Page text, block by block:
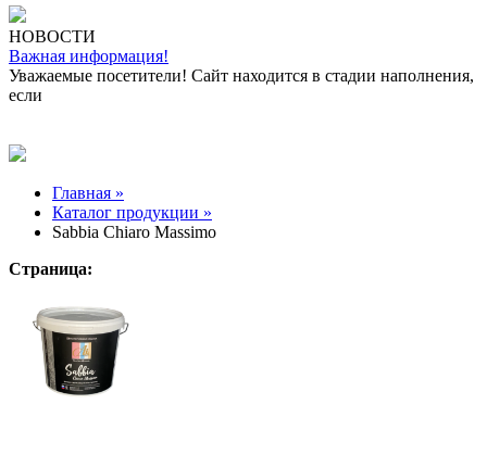
НОВОСТИ
Важная информация!
Уважаемые посетители! Сайт находится в стадии наполнения,
если
Главная »
Каталог продукции »
Sabbia Chiaro Massimo
Страница: